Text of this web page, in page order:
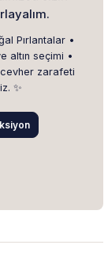
Pırlantalar •
altın seçimi •
zarafeti
✨